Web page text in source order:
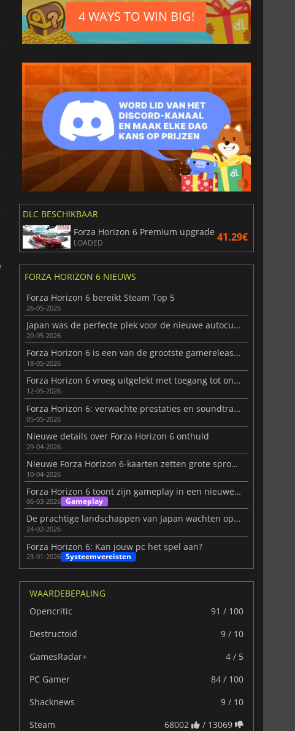
Russisch
Fins
Deens
Noors
Vereenvoudigd
Chinees
Traditioneel
Chinees
4 WAYS TO WIN BIG!
DLC BESCHIKBAAR
Forza Horizon 6 Premium upgrade
LOADED 41.29€
FORZA HORIZON 6 NIEUWS
Forza Horizon 6 bereikt Steam Top 5
26-05-2026
Japan was de perfecte plek voor de nieuwe autocultuur van Forza Horizon 6
20-05-2026
Forza Horizon 6 is een van de grootste gamereleases van 2026
18-05-2026
Forza Horizon 6 vroeg uitgelekt met toegang tot onuitgebrachte build
12-05-2026
Forza Horizon 6: verwachte prestaties en soundtrackdetails
05-05-2026
Nieuwe details over Forza Horizon 6 onthuld
29-04-2026
Nieuwe Forza Horizon 6-kaarten zetten grote sprong vooruit
10-04-2026
Forza Horizon 6 toont zijn gameplay in een nieuwe video
06-03-2026 Gameplay
De prachtige landschappen van Japan wachten op je in Forza Horizon 6
24-02-2026
Forza Horizon 6: Kan jouw pc het spel aan?
23-01-2026 Systeemvereisten
WAARDEBEPALING
Opencritic
91 / 100
Destructoid
9 / 10
GamesRadar+
4 / 5
PC Gamer
84 / 100
Shacknews
9 / 10
Steam
68002 / 13069